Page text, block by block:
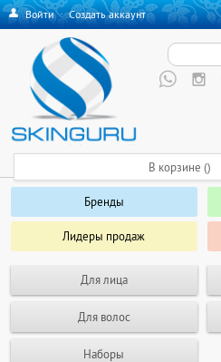
Войти·Создать аккаунт
Бренды
Лидеры продаж
Для лица
Для волос
Наборы
В корзине ()